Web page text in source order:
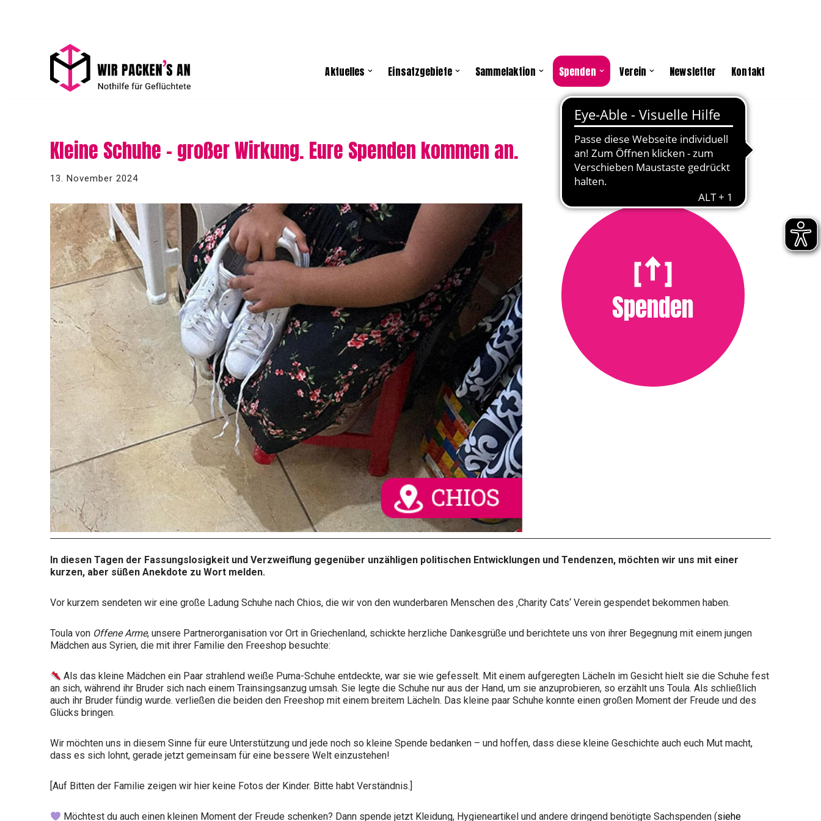
Aktuelles Einsatzgebiete Sammelaktion Spenden Verein Newsletter Kontakt
Kleine Schuhe – großer Wirkung. Eure Spenden kommen an.
13. November 2024
Spenden
In diesen Tagen der Fassungslosigkeit und Verzweiflung gegenüber unzähligen politischen Entwicklungen und Tendenzen, möchten wir uns mit einer
kurzen, aber süßen Anekdote zu Wort melden.
Vor kurzem sendeten wir eine große Ladung Schuhe nach Chios, die wir von den wunderbaren Menschen des ‚Charity Cats‘ Verein gespendet bekommen haben.
Toula von Offene Arme, unsere Partnerorganisation vor Ort in Griechenland, schickte herzliche Dankesgrüße und berichtete uns von ihrer Begegnung mit einem jungen
Mädchen aus Syrien, die mit ihrer Familie den Freeshop besuchte:
Als das kleine Mädchen ein Paar strahlend weiße Puma-Schuhe entdeckte, war sie wie gefesselt. Mit einem aufgeregten Lächeln im Gesicht hielt sie die Schuhe fest
an sich, während ihr Bruder sich nach einem Trainsingsanzug umsah. Sie legte die Schuhe nur aus der Hand, um sie anzuprobieren, so erzählt uns Toula. Als schließlich
auch ihr Bruder fündig wurde. verließen die beiden den Freeshop mit einem breitem Lächeln. Das kleine paar Schuhe konnte einen großen Moment der Freude und des
Glücks bringen.
Wir möchten uns in diesem Sinne für eure Unterstützung und jede noch so kleine Spende bedanken – und hoffen, dass diese kleine Geschichte auch euch Mut macht,
dass es sich lohnt, gerade jetzt gemeinsam für eine bessere Welt einzustehen!
[Auf Bitten der Familie zeigen wir hier keine Fotos der Kinder. Bitte habt Verständnis.]
Möchtest du auch einen kleinen Moment der Freude schenken? Dann spende jetzt Kleidung, Hygieneartikel und andere dringend benötigte Sachspenden (siehe